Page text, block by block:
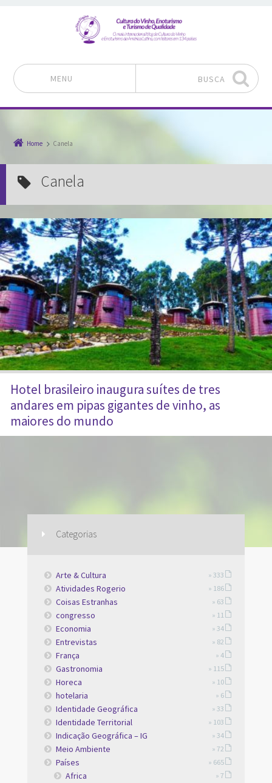
MENU BUSCA
Home Canela
Canela
Hotel brasileiro inaugura suítes de tres
andares em pipas gigantes de vinho, as
maiores do mundo
Categorias
Arte & Cultura » 333
Atividades Rogerio » 186
Coisas Estranhas » 63
congresso » 11
Economia » 34
Entrevistas » 82
França » 4
Gastronomia » 115
Horeca » 10
hotelaria » 6
Identidade Geográfica » 33
Identidade Territorial » 103
Indicação Geográfica – IG » 34
Meio Ambiente » 72
Países » 665
Africa » 7